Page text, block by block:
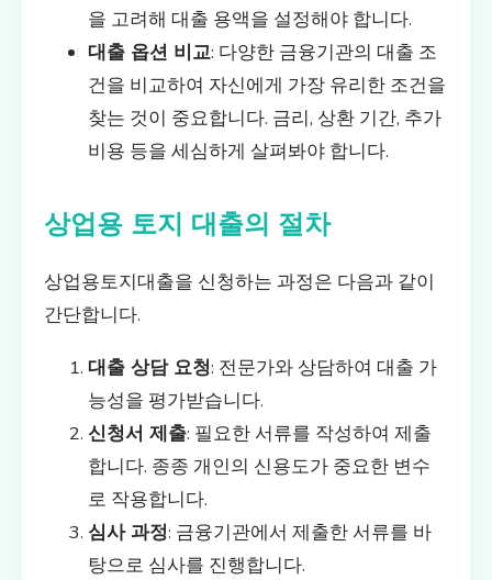
을 고려해 대출 용액을 설정해야 합니다.
대출 옵션 비교: 다양한 금융기관의 대출 조
건을 비교하여 자신에게 가장 유리한 조건을
찾는 것이 중요합니다. 금리, 상환 기간, 추가
비용 등을 세심하게 살펴봐야 합니다.
상업용 토지 대출의 절차
상업용토지대출을 신청하는 과정은 다음과 같이
간단합니다.
대출 상담 요청: 전문가와 상담하여 대출 가
능성을 평가받습니다.
신청서 제출: 필요한 서류를 작성하여 제출
합니다. 종종 개인의 신용도가 중요한 변수
로 작용합니다.
심사 과정: 금융기관에서 제출한 서류를 바
탕으로 심사를 진행합니다.